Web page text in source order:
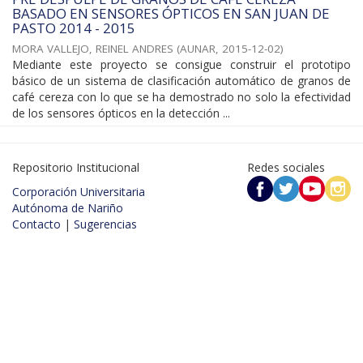
BASADO EN SENSORES ÓPTICOS EN SAN JUAN DE
PASTO 2014 - 2015
MORA VALLEJO, REINEL ANDRES (AUNAR, 2015-12-02)
Mediante este proyecto se consigue construir el prototipo
básico de un sistema de clasificación automático de granos de
café cereza con lo que se ha demostrado no solo la efectividad
de los sensores ópticos en la detección ...
Repositorio Institucional
Corporación Universitaria
Autónoma de Nariño
Contacto | Sugerencias
Redes sociales